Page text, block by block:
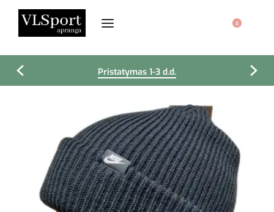
0
Pristatymas 1-3 d.d.